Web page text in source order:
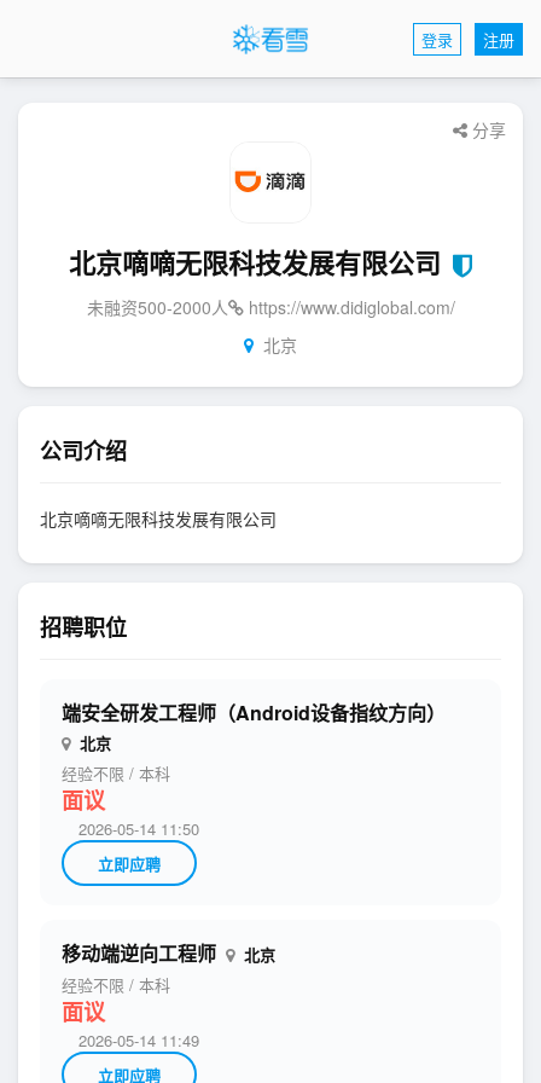
登录 注册
分享
北京嘀嘀无限科技发展有限公司
未融资500-2000人
https://www.didiglobal.com/
北京
公司介绍
北京嘀嘀无限科技发展有限公司
招聘职位
端安全研发工程师（Android设备指纹方向）
北京
经验不限 / 本科
面议
2026-05-14 11:50
立即应聘
移动端逆向工程师
北京
经验不限 / 本科
面议
2026-05-14 11:49
立即应聘